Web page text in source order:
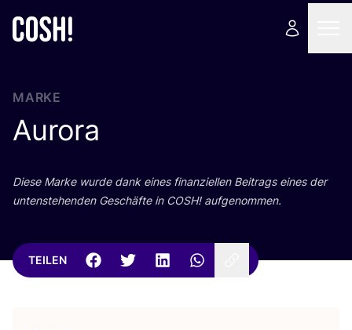
MARKE
Aurora
Die­se Mar­ke wur­de dank eines finan­zi­el­len Bei­trags eines der
unten­ste­hen­den Geschäf­te in COSH! aufgenommen.
TEILEN